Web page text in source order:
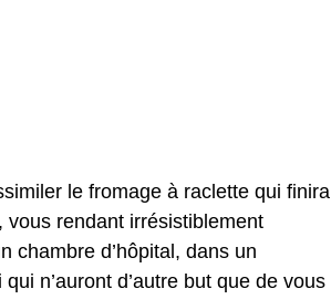
le fromage à raclette qui finira
rendant irrésistiblement
chambre d’hôpital, dans un
n’auront d’autre but que de vous